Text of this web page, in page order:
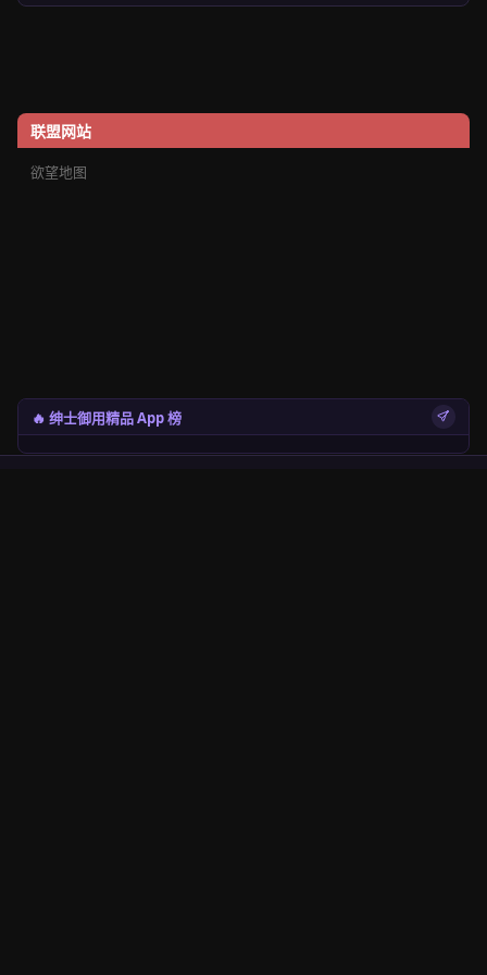
联盟网站
欲望地图
🔥 绅士御用精品 App 榜